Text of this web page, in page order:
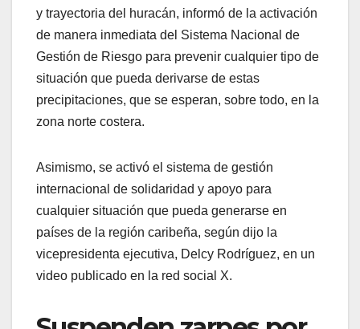
y trayectoria del huracán, informó de la activación
de manera inmediata del Sistema Nacional de
Gestión de Riesgo para prevenir cualquier tipo de
situación que pueda derivarse de estas
precipitaciones, que se esperan, sobre todo, en la
zona norte costera.
Asimismo, se activó el sistema de gestión
internacional de solidaridad y apoyo para
cualquier situación que pueda generarse en
países de la región caribeña, según dijo la
vicepresidenta ejecutiva, Delcy Rodríguez, en un
video publicado en la red social X.